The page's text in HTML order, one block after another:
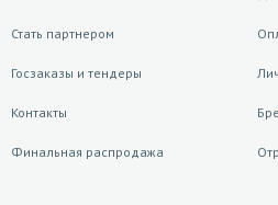
Стать партнером
Госзаказы и тендеры
Контакты
Финальная распродажа